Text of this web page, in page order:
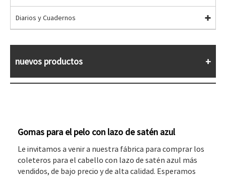
Diarios y Cuadernos
nuevos productos
Gomas para el pelo con lazo de satén azul
Le invitamos a venir a nuestra fábrica para comprar los
coleteros para el cabello con lazo de satén azul más
vendidos, de bajo precio y de alta calidad. Esperamos